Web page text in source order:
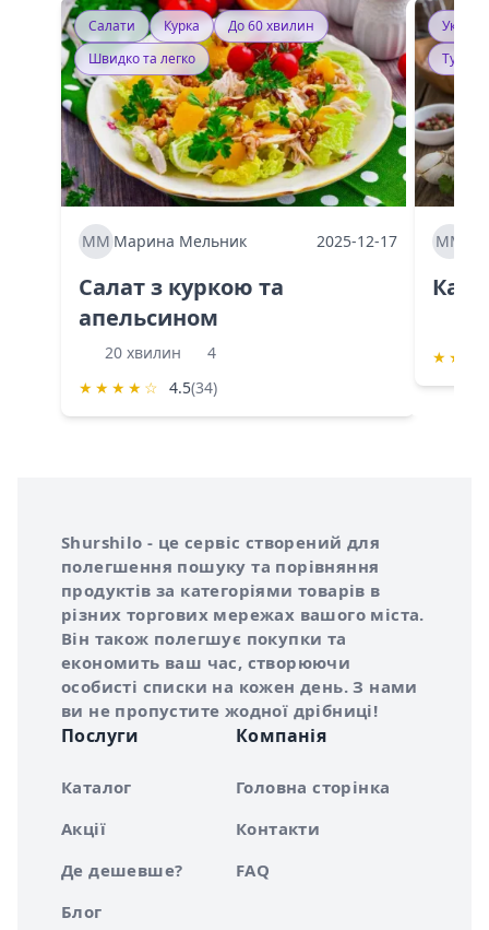
Салати Курка
До 60 хвилин
Швидко та легко
ММ Марина Мельник 2025-12-17
Салат з куркою та
апельсином
20 хвилин
4
★ ★ ★ ★ ☆ 4.5(34)
ММ
★ ★
Про сервіс Shurshilo
Shurshilo - це сервіс створений для
полегшення пошуку та порівняння
продуктів за категоріями товарів в
різних торгових мережах вашого міста.
Він також полегшує покупки та
економить ваш час, створюючи
особисті списки на кожен день. З нами
ви не пропустите жодної дрібниці!
Послуги
Каталог
Акції
Де дешевше?
Блог
Компанія
Головна сторінка
Контакти
FAQ